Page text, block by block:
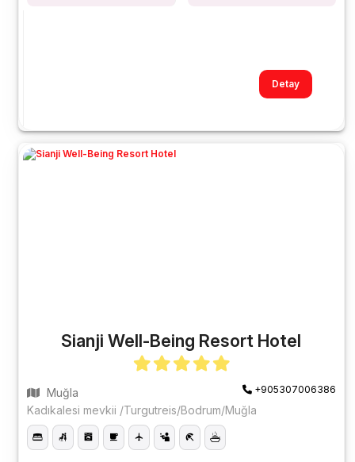
Detay
Sianji Well-Being Resort Hotel
Muğla +905307006386
Kadıkalesi mevkii /Turgutreis/Bodrum/Muğla